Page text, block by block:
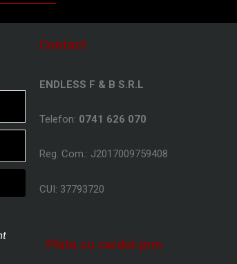
Contact
ENDLESS F & B S.R.L
Telefon: 0741 626 070
Reg. Com.: J2017009759408
CUI: 37793720
Plata cu cardul prin